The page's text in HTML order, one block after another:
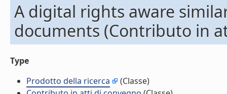
A digital rights aware
documents (Contributo in
Type
Prodotto della ricerca
(Classe)